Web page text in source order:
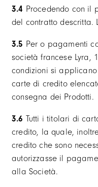
3.4 Procedendo con il
del contratto descritta.
3.5 Per o pagamenti
società francese Lyra,
condizioni si
carte di credito
consegna dei Prodotti.
3.6 Tutti i titolari di
credito, la quale,
credito che sono
autorizzasse il
alla Società.